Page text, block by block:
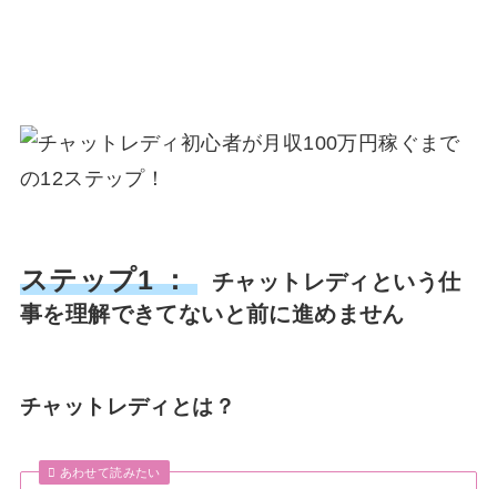
ステップ1 ：
チャットレディという仕
事を理解できてないと前に進めません
チャットレディとは？
あわせて読みたい